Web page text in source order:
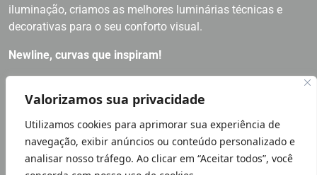
Valorizamos sua privacidade
Utilizamos cookies para aprimorar sua experiência de
navegação, exibir anúncios ou conteúdo personalizado e
analisar nosso tráfego. Ao clicar em “Aceitar todos”, você
iluminação, criamos as melhores luminárias técnicas e
decorativas para o seu conforto visual.
Newline, curvas que inspiram!
LGPD LEI GERAL PROTEÇÃO DE DADOS | NÓS NOS IMPORTAMOS
COM SUA PRIVACIDADE